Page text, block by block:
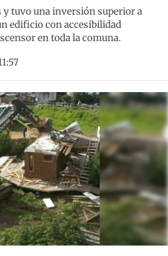
y tuvo una inversión superior a
edificio con accesibilidad
en toda la comuna.